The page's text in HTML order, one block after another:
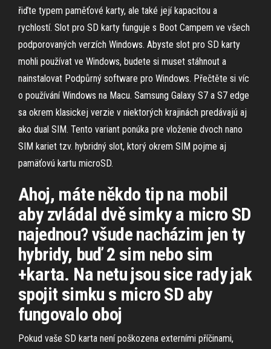
řiďte typem paměťové karty, ale také její kapacitou a
rychlostí. Slot pro SD karty funguje s Boot Campem ve všech
podporovaných verzích Windows. Abyste slot pro SD karty
mohli používat ve Windows, budete si muset stáhnout a
nainstalovat Podpůrný software pro Windows. Přečtěte si víc
o používání Windows na Macu. Samsung Galaxy S7 a S7 edge
sa okrem klasickej verzie v niektorých krajinách predávajú aj
ako dual SIM. Tento variant ponúka pre vloženie dvoch nano
SIM kariet tzv. hybridný slot, ktorý okrem SIM pojme aj
pamäťovú kartu microSD.
Ahoj, máte někdo tip na mobil
aby zvládal dvě simky a micro SD
najednou? všude nacházim jen ty
hybridy, buď 2 sim nebo sim
+karta. Na netu jsou sice rady jak
spojit simku s micro SD aby
fungovalo oboj
Pokud vaše SD karta není poškozena externími příčinami,